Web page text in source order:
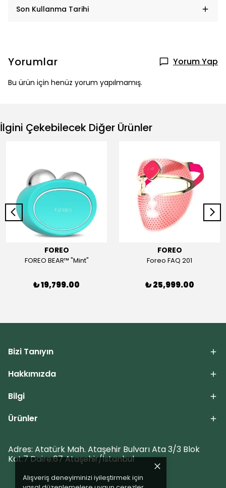
Alışveriş deneyiminizi iyileştirmek için
Son Kullanma Tarihi
Yorumlar Yorum Yap
Bu ürün için henüz yorum yapılmamış.
İlgini Çekebilecek Diğer Ürünler
FOREO
FOREO BEAR™ "Mint"
₺ 19,799.00
FOREO
Foreo FAQ 201
₺ 25,999.00
Bizi Tanıyın
Hakkımızda
Bilgi
Ürünler
Adres: Atatürk Mah. Ataşehir Bulvarı Ata 3/3 Blok
Kat:7 Daire:67 Ataşehir/İstanbul